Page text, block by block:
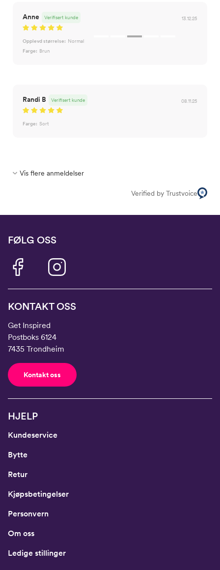
Anne 13.12.25
Verifisert kunde
Opplevd størrelse: Normal
Farge: Brun
Randi B 08.11.25
Verifisert kunde
Farge: Sort
Vis flere anmeldelser
Verified by Trustvoice
FØLG OSS
KONTAKT OSS
Get Inspired
Postboks 6124
7435 Trondheim
Kontakt oss
HJELP
Kundeservice
Bytte
Retur
Kjøpsbetingelser
Personvern
Om oss
Ledige stillinger